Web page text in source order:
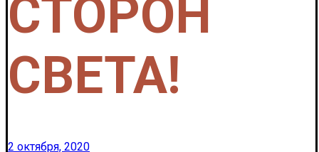
СТОРОН
СВЕТА!
2 октября, 2020